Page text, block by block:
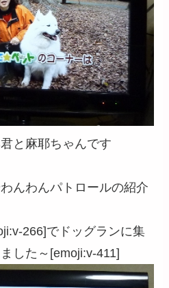
と麻耶ちゃんです
んわんパトロールの紹介
266]でドッグランに集
した～[emoji:v-411]